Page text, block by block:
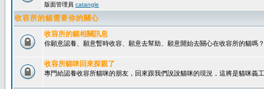
版面管理員 catangle
收容所的貓需要你的關心
收容所的貓相關訊息
你願意認養、願意暫時收容、願意去幫助、願意開始去關心在收容所的貓嗎？
收容所貓咪回來探親了
專門給認養收容所貓咪的朋友，回來跟我們說說貓咪的現況，這將是貓咪義